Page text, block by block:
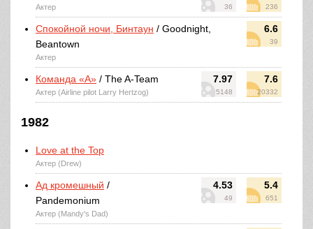
36 236
Актер
6.6
39
Спокойной ночи, Бинтаун / Goodnight,
Beantown
Актер
7.97
5148
7.6
20332
Команда «А» / The A-Team
Актер (Airline pilot Larry Hertzog)
1982
Love at the Top
Актер (Drew)
4.53
49
5.4
651
Ад кромешный /
Pandemonium
Актер (Mandy's Dad)